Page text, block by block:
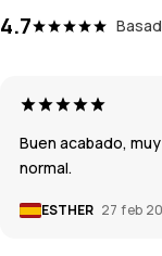
4.7
Buen acabado,
normal.
ESTHER 27 feb